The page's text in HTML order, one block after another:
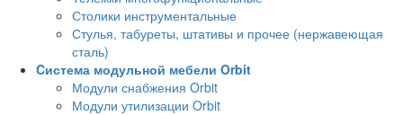
Столики инструментальные
Стулья, табуреты, штативы и прочее (нержавеющая
сталь)
Cистема модульной мебели Orbit
Модули снабжения Orbit
Модули утилизации Orbit